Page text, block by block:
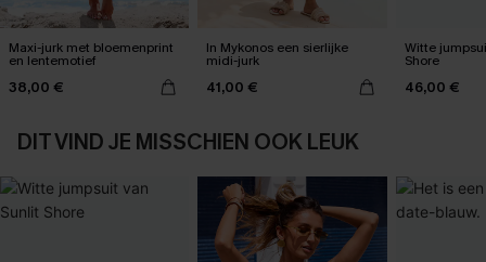
Maxi-jurk met bloemenprint
en lentemotief
38,00 €
In Mykonos een sierlijke
midi-jurk
41,00 €
Witte
Shore
46,00 €
DIT VIND JE MISSCHIEN OOK LEUK